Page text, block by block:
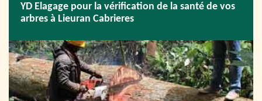
YD Elagage pour la vérification de la santé de vos
arbres à Lieuran Cabrieres